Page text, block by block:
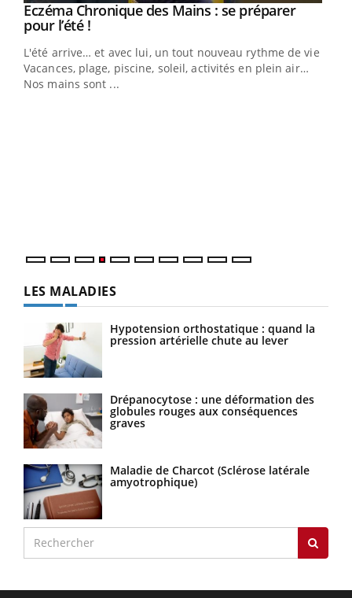
Youtube
Eczéma Chronique des Mains : se préparer
pour l’été !Youtube
L'été arrive… et avec lui, un tout nouveau rythme de vie !
Vacances, plage, piscine, soleil, activités en plein air…
Nos mains sont ...
LES MALADIES
Hypotension orthostatique : quand la
pression artérielle chute au lever
Drépanocytose : une déformation des
globules rouges aux conséquences
graves
Maladie de Charcot (Sclérose latérale
amyotrophique)